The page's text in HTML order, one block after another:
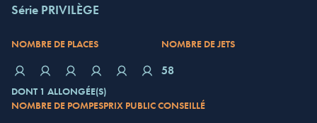
Série PRIVILÈGE
NOMBRE DE PLACES
DONT 1 ALLONGÉE(S)
NOMBRE DE JETS
58
NOMBRE DE POMPESPRIX PUBLIC CONSEILLÉ